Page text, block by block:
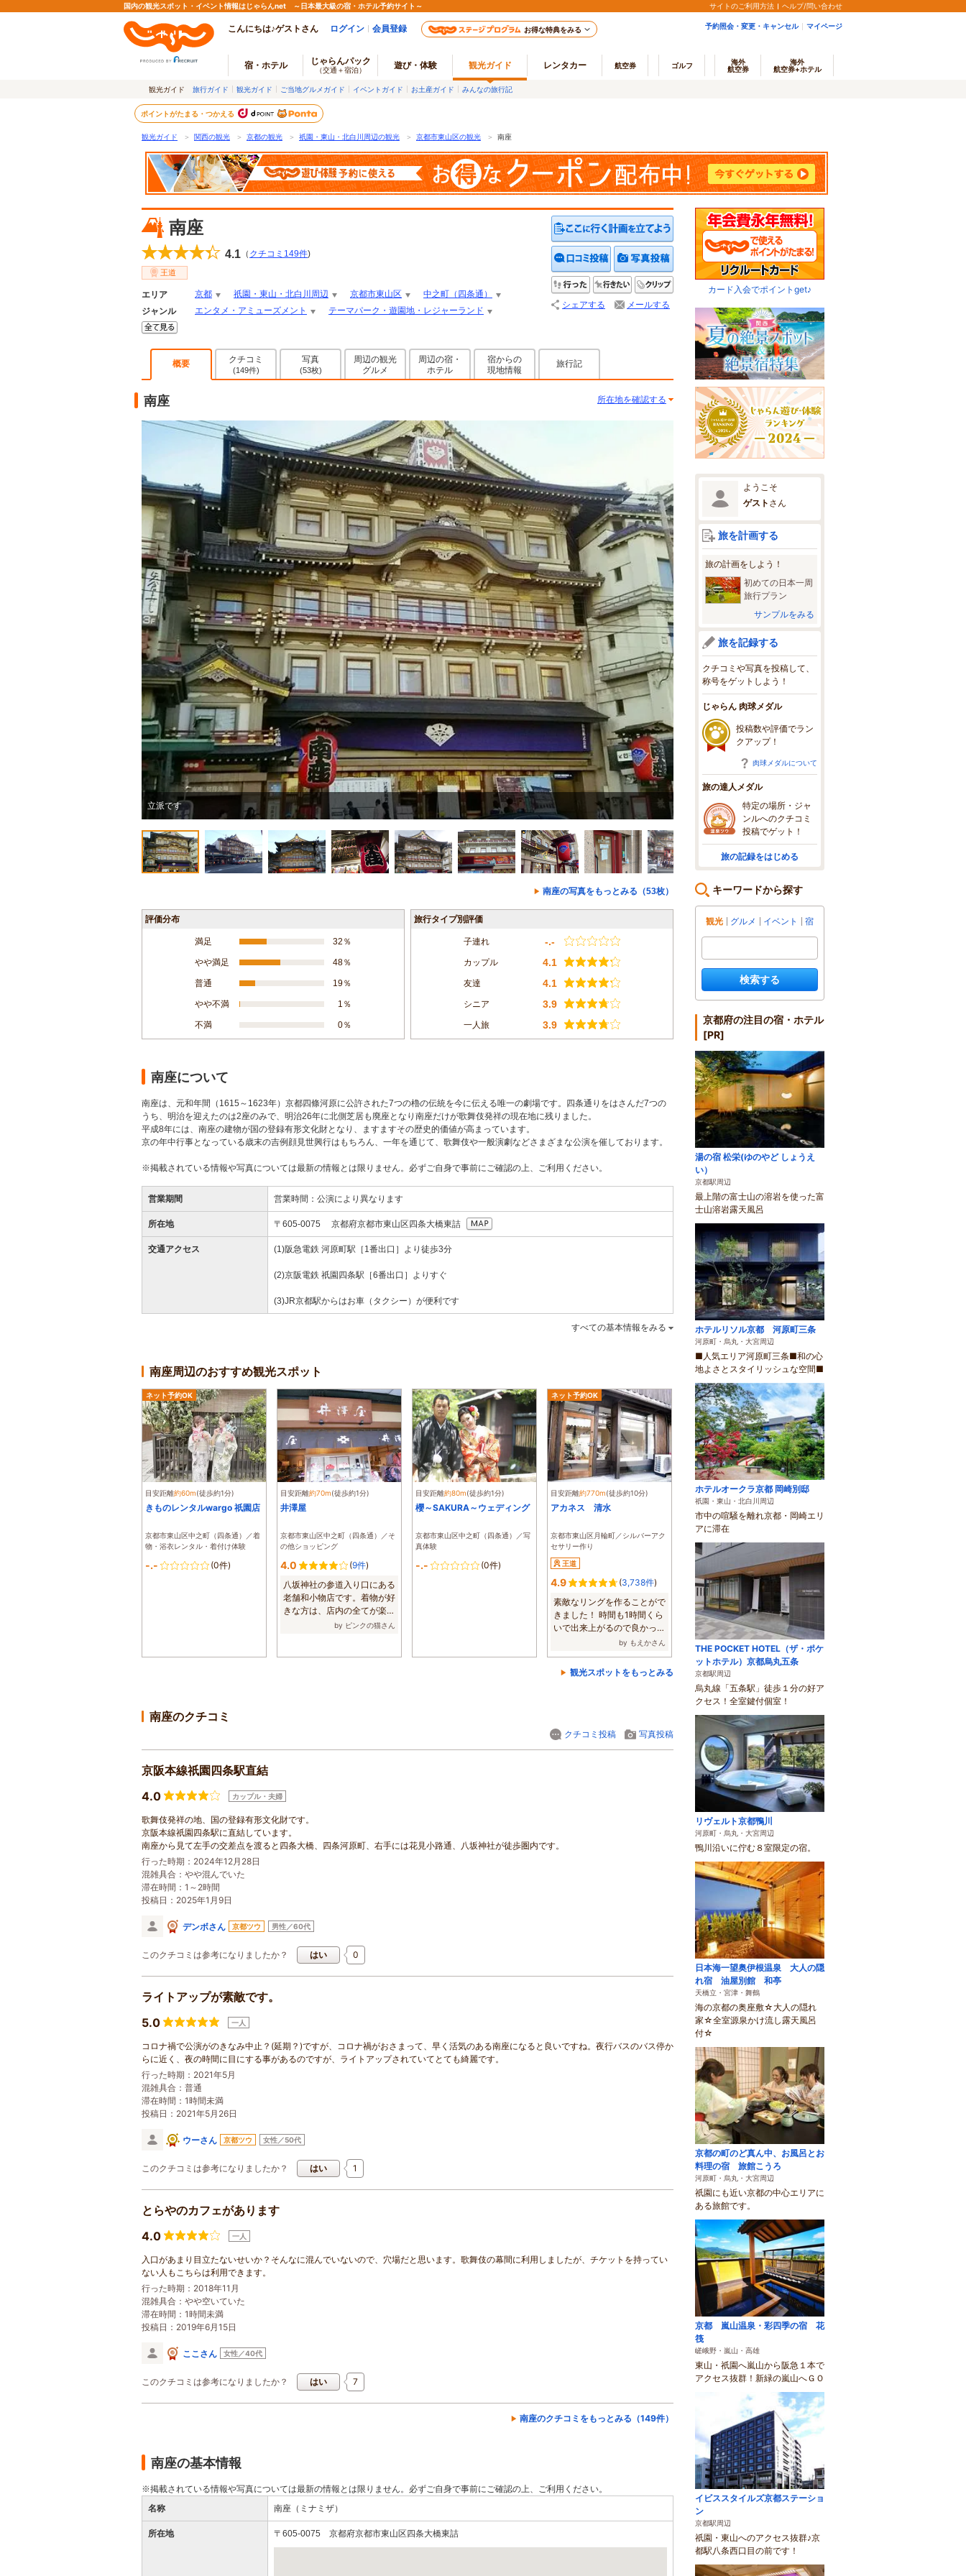
国内の観光スポット・イベント情報はじゃらんnet ～日本最大級の宿・ホテル予約サイト～ サイトのご利用方法 ヘルプ/問い合わせ
こんにちは♪ゲストさん ログイン 会員登録 お得な特典をみる 予約照会・変更・キャンセル マイページ
宿・ホテル じゃらんパック
（交通＋宿泊） 遊び・体験 観光ガイド レンタカー 航空券 ゴルフ
海外
航空券
海外
航空券+ホテル
観光ガイド 旅行ガイド 観光ガイド ご当地グルメガイド イベントガイド お土産ガイド みんなの旅行記
ポイントがたまる・つかえる
観光ガイド ＞ 関西の観光 ＞ 京都の観光 ＞ 祇園・東山・北白川周辺の観光 ＞ 京都市東山区の観光 ＞ 南座
南座
4.1 （ クチコミ 149件)
王道
エリア 京都 祇園・東山・北白川周辺 京都市東山区
中之町（四条通）
ジャンル
エンタメ・アミューズメント テーマパーク・遊園地・レジャーランド
クチコミを投稿する写真を投稿する
行った 行きたい
シェアする メールする
概要 クチコミ
(149件)
写真
(53枚)
周辺の観光
グルメ
周辺の宿・
ホテル
宿からの
現地情報
旅行記
南座 所在地を確認する
立派です
南座の写真をもっとみる（53枚）
評価分布
満足 32％
やや満足 48％
普通 19％
やや不満 1％
不満 0％
旅行タイプ別評価
子連れ -.-
カップル 4.1
友達 4.1
シニア 3.9
一人旅 3.9
南座について
南座は、元和年間（1615～1623年）京都四條河原に公許された7つの櫓の伝統を今に伝える唯一の劇場です。四条通りをはさんだ7つの
うち、明治を迎えたのは2座のみで、明治26年に北側芝居も廃座となり南座だけが歌舞伎発祥の現在地に残りました。
平成8年には、南座の建物が国の登録有形文化財となり、ますますその歴史的価値が高まっています。
京の年中行事となっている歳末の吉例顔見世興行はもちろん、一年を通じて、歌舞伎や一般演劇などさまざまな公演を催しております。
※掲載されている情報や写真については最新の情報とは限りません。必ずご自身で事前にご確認の上、ご利用ください。
営業期間 営業時間：公演により異なります
所在地 〒605-0075 京都府京都市東山区四条大橋東詰
交通アクセス
(3)JR京都駅からはお車（タクシー）が便利です
すべての基本情報をみる
南座周辺のおすすめ観光スポット
ネット予約OK
目安距離約60m(徒歩約1分)
きものレンタルwargo 祇園店
京都市東山区中之町（四条通）／着
物・浴衣レンタル・着付け体験
-.- (0件)
目安距離約70m(徒歩約1分)
井澤屋
京都市東山区中之町（四条通）／そ
の他ショッピング
4.0 (9件)
八坂神社の参道入り口にある
老舗和小物店です。着物が好
きな方は、店内の全てが楽し
めると思いま...by ピンクの猫さん
目安距離約80m(徒歩約1分)
櫻～SAKURA～ウェディング
京都市東山区中之町（四条通）／写
真体験
-.- (0件)
ネット予約OK
目安距離約770m(徒歩約10分)
アカネス 清水
京都市東山区月輪町／シルバーアク
セサリー作り
王道
4.9 (3,738件)
素敵なリングを作ることがで
きました！ 時間も1時間くら
いで出来上がるので良かった
by もえかさん
観光スポットをもっとみる
南座のクチコミ
クチコミ投稿 写真投稿
京阪本線祇園四条駅直結
4.0
カップル・夫婦
歌舞伎発祥の地、国の登録有形文化財です。
京阪本線祇園四条駅に直結しています。
南座から見て左手の交差点を渡ると四条大橋、四条河原町、右手には花見小路通、八坂神社が徒歩圏内です。
行った時期：2024年12月28日
混雑具合：やや混んでいた
滞在時間：1～2時間
投稿日：2025年1月9日
デンボさん 京都ツウ 男性／60代
このクチコミは参考になりましたか？ 0
はい
ライトアップが素敵です。
5.0
一人
コロナ禍で公演がのきなみ中止？(延期？)ですが、コロナ禍がおさまって、早く活気のある南座になると良いですね。夜行バスのバス停か
らに近く、夜の時間に目にする事があるのですが、ライトアップされていてとても綺麗です。
行った時期：2021年5月
混雑具合：普通
滞在時間：1時間未満
投稿日：2021年5月26日
ウーさん 京都ツウ 女性／50代
このクチコミは参考になりましたか？ 1
はい
とらやのカフェがあります
4.0
一人
入口があまり目立たないせいか？そんなに混んでいないので、穴場だと思います。歌舞伎の幕間に利用しましたが、チケットを持ってい
ない人もこちらは利用できます。
行った時期：2018年11月
混雑具合：やや空いていた
滞在時間：1時間未満
投稿日：2019年6月15日
ここさん 女性／40代
このクチコミは参考になりましたか？ 7
はい
南座のクチコミをもっとみる（149件）
南座の基本情報
※掲載されている情報や写真については最新の情報とは限りません。必ずご自身で事前にご確認の上、ご利用ください。
名称
南座（ミナミザ）
所在地 〒605-0075 京都府京都市東山区四条大橋東詰
カード入会でポイントget♪
ようこそ
ゲスト さん
旅を計画する
旅の計画をしよう！
初めての日本一周
旅行プラン
サンプルをみる
旅を記録する
クチコミや写真を投稿して、
称号をゲットしよう！
じゃらん 肉球メダル
投稿数や評価でラン
クアップ！
肉球メダルについて
旅の達人メダル
特定の場所・ジャ
ンルへのクチコミ
投稿でゲット！
旅の記録をはじめる
キーワードから探す
観光 グルメ イベント 宿
検索する
京都府の注目の宿・ホテル
[PR]
湯の宿 松栄(ゆのやど しょうえ
い）
京都駅周辺
最上階の富士山の溶岩を使った富
士山溶岩露天風呂
ホテルリソル京都 河原町三条
河原町・烏丸・大宮周辺
■人気エリア河原町三条■和の心
地よさとスタイリッシュな空間■
ホテルオークラ京都 岡崎別邸
祇園・東山・北白川周辺
市中の喧騒を離れ京都・岡崎エリ
アに滞在
THE POCKET HOTEL（ザ・ポケ
ットホテル）京都烏丸五条
京都駅周辺
烏丸線「五条駅」徒歩１分の好ア
クセス！全室鍵付個室！
リヴェルト京都鴨川
河原町・烏丸・大宮周辺
鴨川沿いに佇む８室限定の宿。
日本海一望奥伊根温泉 大人の隠
れ宿 油屋別館 和亭
天橋立・宮津・舞鶴
海の京都の奥座敷☆大人の隠れ
家☆全室源泉かけ流し露天風呂
付☆
京都の町のど真ん中、お風呂とお
料理の宿 旅館こうろ
河原町・烏丸・大宮周辺
祇園にも近い京都の中心エリアに
ある旅館です。
京都 嵐山温泉・彩四季の宿 花
筏
嵯峨野・嵐山・高雄
東山・祇園へ嵐山から阪急１本で
アクセス抜群！新緑の嵐山へＧＯ
イビススタイルズ京都ステーショ
ン
京都駅周辺
祇園・東山へのアクセス抜群♪京
都駅八条西口目の前です！